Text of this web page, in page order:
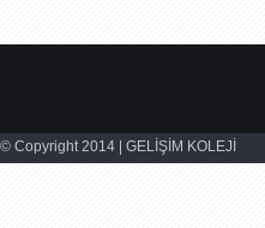
© Copyright 2014 | GELİŞİM KOLEJİ